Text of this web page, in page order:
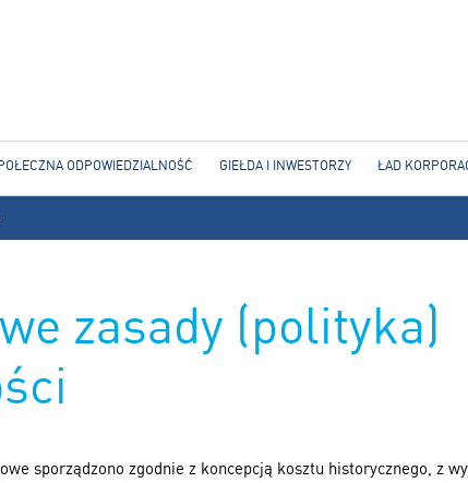
zasady (polityka)
sporządzono zgodnie z koncepcją kosztu historycznego, z
ODPOWIEDZIALNOŚĆ GIEŁDA I INWESTORZY ŁAD